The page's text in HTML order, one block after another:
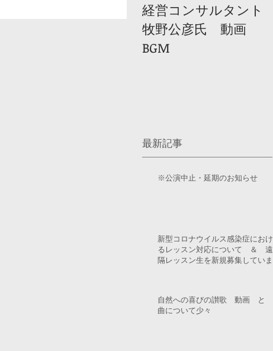
経営コンサルタント
牧野公彦氏 動画
BGM
最新記事
※公演中止・延期のお知らせ
新型コロナウイルス感染症におけ
るレッスン対応について ＆ 遠
隔レッスン生を新規募集していま
自然への喜びの讃歌 動画 と
曲について少々